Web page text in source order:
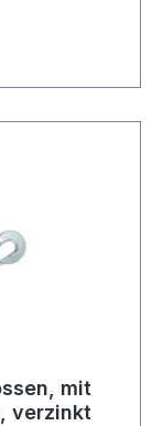
mit
verzinkt